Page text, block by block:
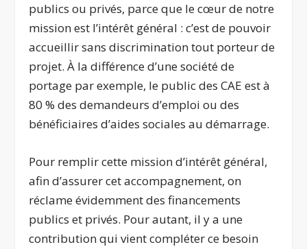
publics ou privés, parce que le cœur de notre
mission est l’intérêt général : c’est de pouvoir
accueillir sans discrimination tout porteur de
projet. À la différence d’une société de
portage par exemple, le public des CAE est à
80 % des demandeurs d’emploi ou des
bénéficiaires d’aides sociales au démarrage.
Pour remplir cette mission d’intérêt général,
afin d’assurer cet accompagnement, on
réclame évidemment des financements
publics et privés. Pour autant, il y a une
contribution qui vient compléter ce besoin